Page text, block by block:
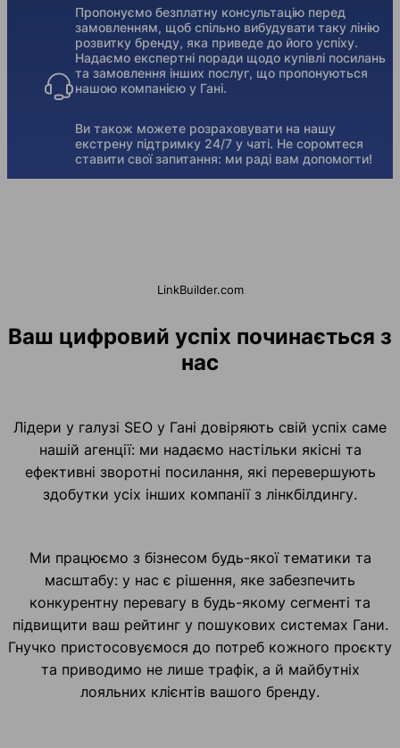
Пропонуємо безплатну консультацію перед
замовленням, щоб спільно вибудувати таку лінію
розвитку бренду, яка приведе до його успіху.
Надаємо експертні поради щодо купівлі посилань
та замовлення інших послуг, що пропонуються
нашою компанією у Гані.
Ви також можете розраховувати на нашу
екстрену підтримку 24/7 у чаті. Не соромтеся
ставити свої запитання: ми раді вам допомогти!
LinkBuilder.com
Ваш цифровий успіх починається з
нас
Лідери у галузі SEO у Гані довіряють свій успіх саме
нашій агенції: ми надаємо настільки якісні та
ефективні зворотні посилання, які перевершують
здобутки усіх інших компанії з лінкбілдингу.
Ми працюємо з бізнесом будь-якої тематики та
масштабу: у нас є рішення, яке забезпечить
конкурентну перевагу в будь-якому сегменті та
підвищити ваш рейтинг у пошукових системах Гани.
Гнучко пристосовуємося до потреб кожного проєкту
та приводимо не лише трафік, а й майбутніх
лояльних клієнтів вашого бренду.